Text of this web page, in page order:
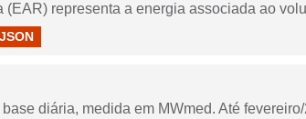
(EAR) representa a energia associada ao
JSON
diária, medida em MWmed. Até